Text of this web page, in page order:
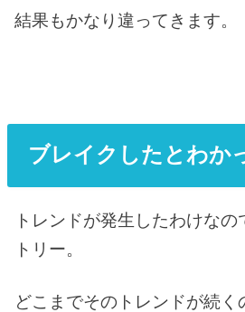
結果もかなり違ってきます。
ブレイクしたとわか
トレンドが発生したわけな
トリー。
どこまでそのトレンドが続く